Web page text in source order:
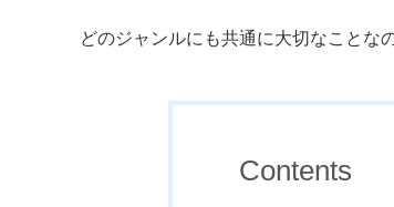
どのジャンルにも共通に大切なことな
Contents